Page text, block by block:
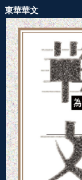
跳
到
主
要
內
容
區
東華華文